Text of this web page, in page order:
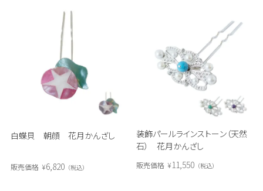
白蝶貝 朝顔 花月かんざし
販売価格 ¥6,820 税込
装飾パールラインストーン（天然
石） 花月かんざし
販売価格 ¥11,550 税込